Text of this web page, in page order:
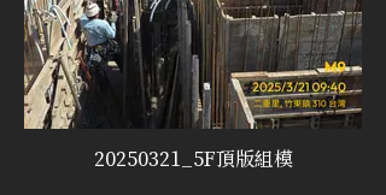
20250321_5F頂版組模